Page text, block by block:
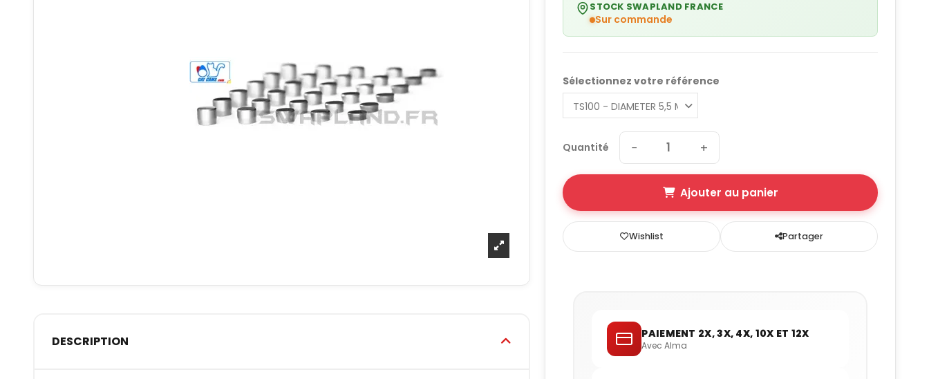
DESCRIPTION
STOCK SWAPLAND FRANCE
Sur commande
Sélectionnez votre référence
Quantité − +
Ajouter au panier
Wishlist Partager
PAIEMENT 2X, 3X, 4X, 10X ET 12X
Avec Alma